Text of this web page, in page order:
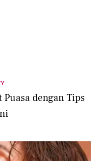
dengan Tips